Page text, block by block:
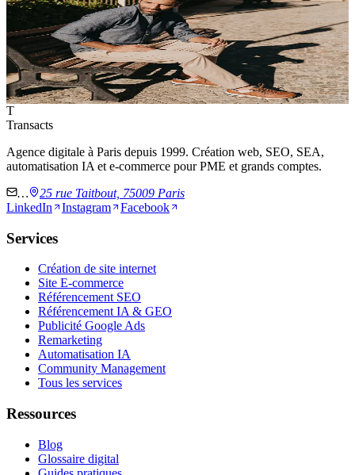
Mephisto
Moderniser l'e-commerce d'une marque centenaire à l'international
+180% CA en ligne+120% Trafic organique
Lire l'étude
T
Transacts
Agence digitale à Paris depuis 1999. Création web, SEO, SEA,
automatisation IA et e-commerce pour PME et grands comptes.
…
25 rue Taitbout, 75009 Paris
LinkedIn
Instagram Facebook
Services
Création de site internet
Site E-commerce
Référencement SEO
Référencement IA & GEO
Publicité Google Ads
Remarketing
Automatisation IA
Community Management
Tous les services
Ressources
Blog
Glossaire digital